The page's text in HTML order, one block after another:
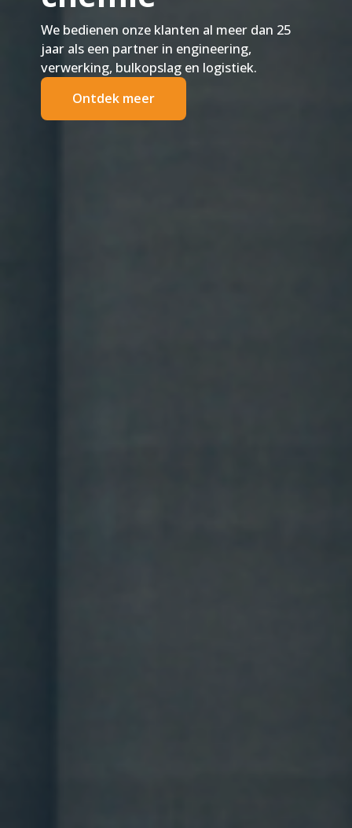
We bedienen onze klanten al meer dan 25
jaar als een partner in engineering,
verwerking, bulkopslag en logistiek.
Ontdek meer